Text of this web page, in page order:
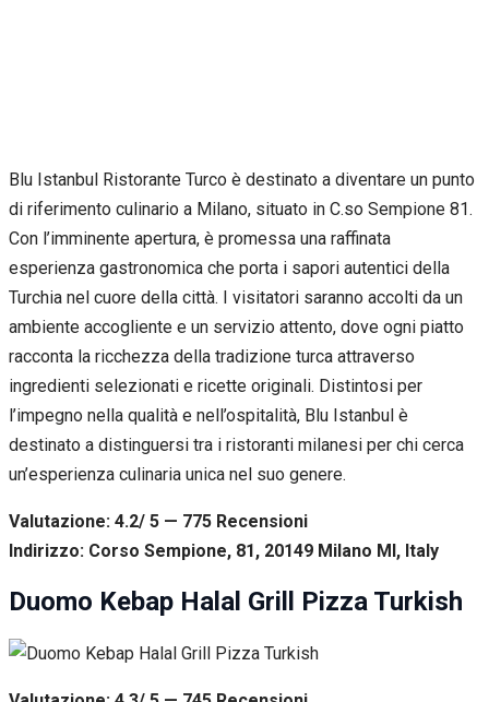
Blu Istanbul Ristorante Turco è destinato a diventare un punto
di riferimento culinario a Milano, situato in C.so Sempione 81.
Con l’imminente apertura, è promessa una raffinata
esperienza gastronomica che porta i sapori autentici della
Turchia nel cuore della città. I visitatori saranno accolti da un
ambiente accogliente e un servizio attento, dove ogni piatto
racconta la ricchezza della tradizione turca attraverso
ingredienti selezionati e ricette originali. Distintosi per
l’impegno nella qualità e nell’ospitalità, Blu Istanbul è
destinato a distinguersi tra i ristoranti milanesi per chi cerca
un’esperienza culinaria unica nel suo genere.
Valutazione: 4.2/ 5 — 775 Recensioni
Indirizzo: Corso Sempione, 81, 20149 Milano MI, Italy
Duomo Kebap Halal Grill Pizza Turkish